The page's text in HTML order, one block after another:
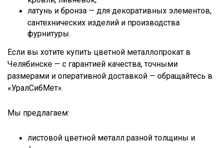
латунь и бронза — для декоративных элементов,
сантехнических изделий и производства
фурнитуры.
Если вы хотите купить цветной металлопрокат в
Челябинске — с гарантией качества, точными
размерами и оперативной доставкой — обращайтесь в
«УралСибМет».
Мы предлагаем:
листовой цветной металл разной толщины и